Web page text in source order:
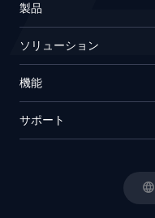
製品
ソリューション
機能
サポート